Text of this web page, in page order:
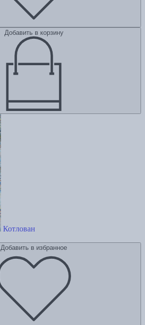
Добавить в корзину
Котлован
Добавить в избранное